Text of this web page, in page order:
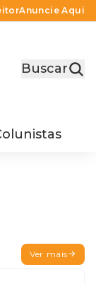
Anuncie Aqui
Buscar
Ver mais